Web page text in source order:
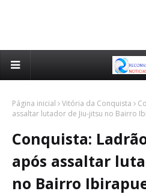
Página inicial Vitória da Conquista
assaltar lutador de Jiu-jitsu no Bairro
Conquista:
após assaltar
no Bairro